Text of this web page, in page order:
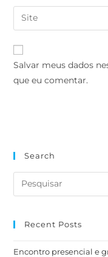
Salvar meus dados
que eu comentar.
Search
Recent Posts
Encontro presencial e